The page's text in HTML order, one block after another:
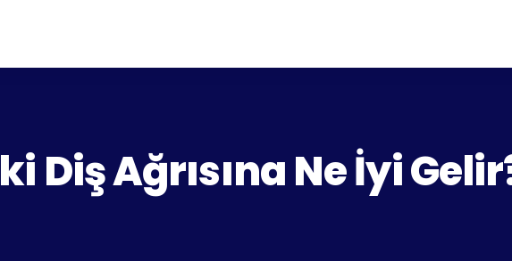
Diş Ağrısına Ne İyi